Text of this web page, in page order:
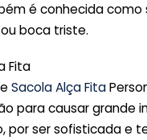
é conhecida como
boca triste.
Fita
Sacola Alça Fita
para causar grande
por ser sofisticada e